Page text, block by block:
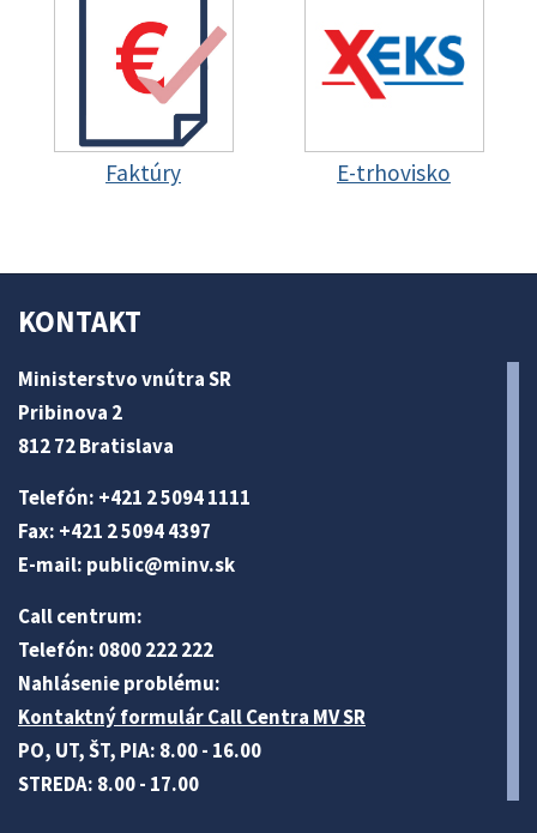
Faktúry E-trhovisko
KONTAKT
Ministerstvo vnútra SR
Pribinova 2
812 72 Bratislava
Telefón: +421 2 5094 1111
Fax: +421 2 5094 4397
E-mail: public@minv.sk
Call centrum:
Telefón: 0800 222 222
Nahlásenie problému:
Kontaktný formulár Call Centra MV SR
PO, UT, ŠT, PIA: 8.00 - 16.00
STREDA: 8.00 - 17.00